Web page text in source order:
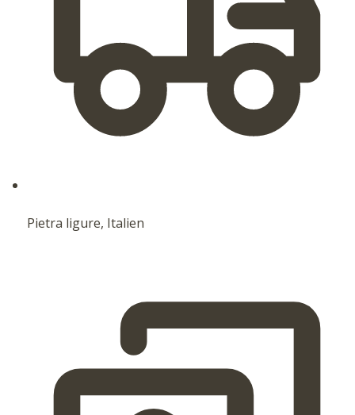
Pietra ligure, Italien